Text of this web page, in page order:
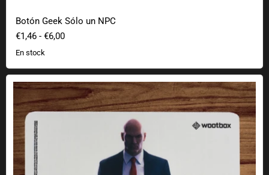
Botón Geek Sólo un NPC
€1,46 - €6,00
En stock
Alfombrilla de ratón Hitman